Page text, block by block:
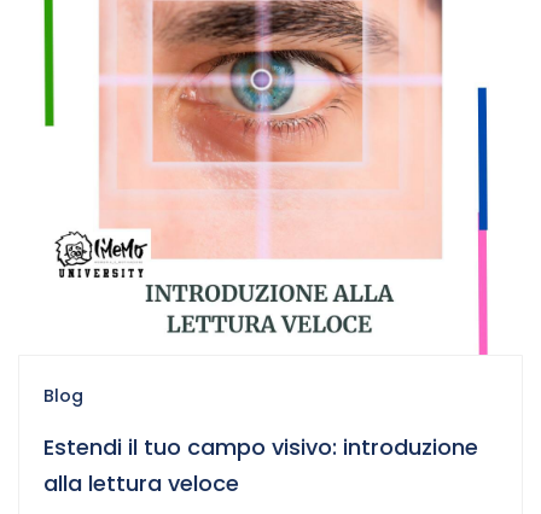
Blog
Estendi il tuo campo visivo: introduzione
alla lettura veloce